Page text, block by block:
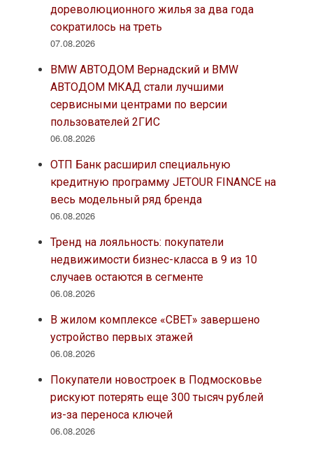
дореволюционного жилья за два года
сократилось на треть
07.08.2026
BMW АВТОДОМ Вернадский и BMW
АВТОДОМ МКАД стали лучшими
сервисными центрами по версии
пользователей 2ГИС
06.08.2026
ОТП Банк расширил специальную
кредитную программу JETOUR FINANCE на
весь модельный ряд бренда
06.08.2026
Тренд на лояльность: покупатели
недвижимости бизнес-класса в 9 из 10
случаев остаются в сегменте
06.08.2026
В жилом комплексе «СВЕТ» завершено
устройство первых этажей
06.08.2026
Покупатели новостроек в Подмосковье
рискуют потерять еще 300 тысяч рублей
из-за переноса ключей
06.08.2026